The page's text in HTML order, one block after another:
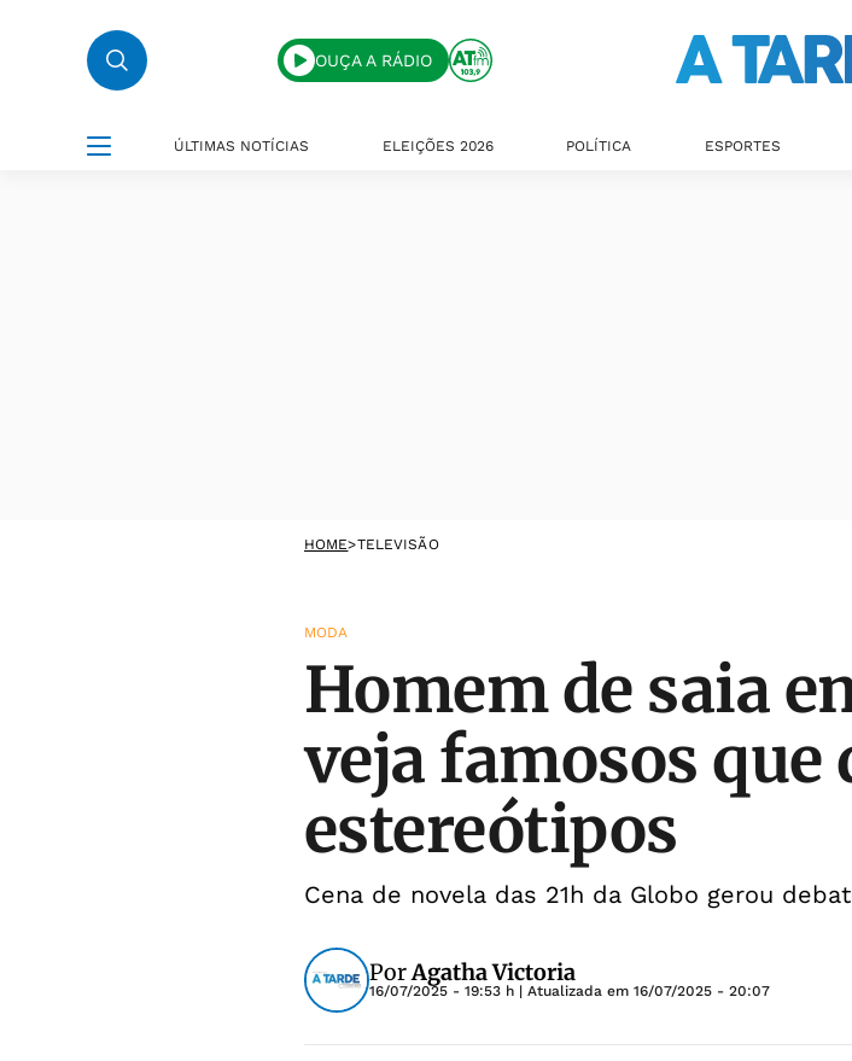
OUÇA A RÁDIO
ÚLTIMAS NOTÍCIAS ELEIÇÕES 2026 POLÍTICA ESPORTES
HOME>TELEVISÃO
MODA
Homem de saia
veja famosos que
estereótipos
Cena de novela das 21h da Globo gerou
PorAgatha Victoria
16/07/2025 - 19:53 h | Atualizada em 16/07/2025 - 20:07